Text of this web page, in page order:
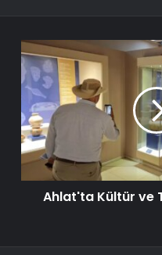
Ahlat'ta Kültür ve